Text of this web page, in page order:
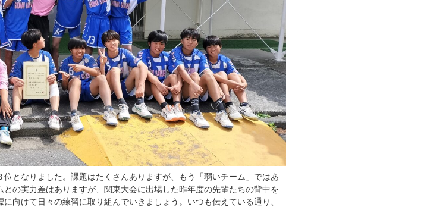
となりました。課題はたくさんありますが、もう「弱いチーム」ではあ
の実力差はありますが、関東大会に出場した昨年度の先輩たちの背中を
けて日々の練習に取り組んでいきましょう。いつも伝えている通り、